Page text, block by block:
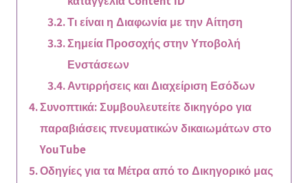
Τι είναι η Διαφωνία με την Αίτηση
Σημεία Προσοχής στην Υποβολή
Ενστάσεων
Αντιρρήσεις και Διαχείριση Εσόδων
Συνοπτικά: Συμβουλευτείτε δικηγόρο για
παραβιάσεις πνευματικών δικαιωμάτων στο
YouTube
Οδηγίες για τα Μέτρα από το Δικηγορικό μας